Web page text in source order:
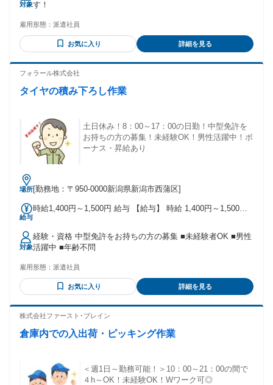
対象す！
雇用形態： 派遣社員
お気に入り 詳細を見る
フォラール株式会社
タイヤの積み下ろし作業
土日休み！8：00～17：00の日勤！中型免許を
お持ちの方の募集！未経験OK！男性活躍中！ボ
ーナス・昇給あり
場所[勤務地：〒950-0000新潟県新潟市西蒲区]
給与
時給1,400円～1,500円 給与 【給与】 時給 1,400円～1,500円
対象
経験・資格 中型免許をお持ちの方の募集 ■未経験者OK ■男性
活躍中 ■年齢不問
雇用形態： 派遣社員
お気に入り 詳細を見る
株式会社ファースト･ブレイン
倉庫内での入出荷・ピッキング作業
＜週1日～勤務可能！＞10：00～21：00の間で
４h～OK！未経験OK！Wワーク可◎